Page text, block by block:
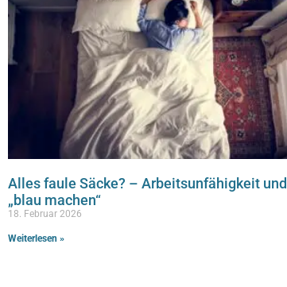
Alles faule Säcke? – Arbeitsunfähigkeit und
„blau machen“
18. Februar 2026
Weiterlesen »